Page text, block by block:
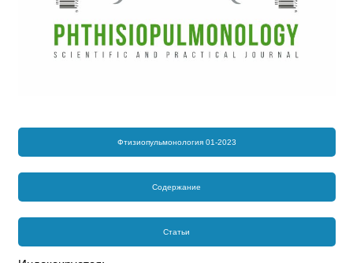
Фтизиопульмонология 01-2023
Содержание
Статьи